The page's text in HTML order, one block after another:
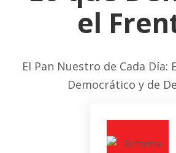
el
El Pan Nuestro de Cada Día:
Democrático y de